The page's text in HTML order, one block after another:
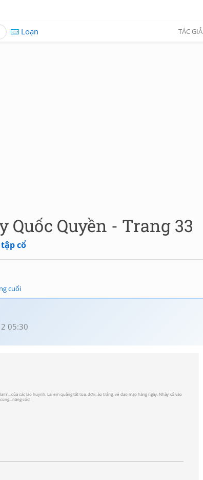
Loạn TÁC GIẢ
Quốc Quyền - Trang 33
cổ
cuối
05:30
các lão huynh. Lai em quẳng tất toa, đơn, áo trắng, vẻ đạo mạo hàng ngày. Nhảy xổ vào
cốc!